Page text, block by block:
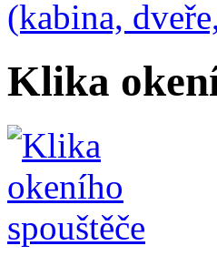
(kabina,
Klika